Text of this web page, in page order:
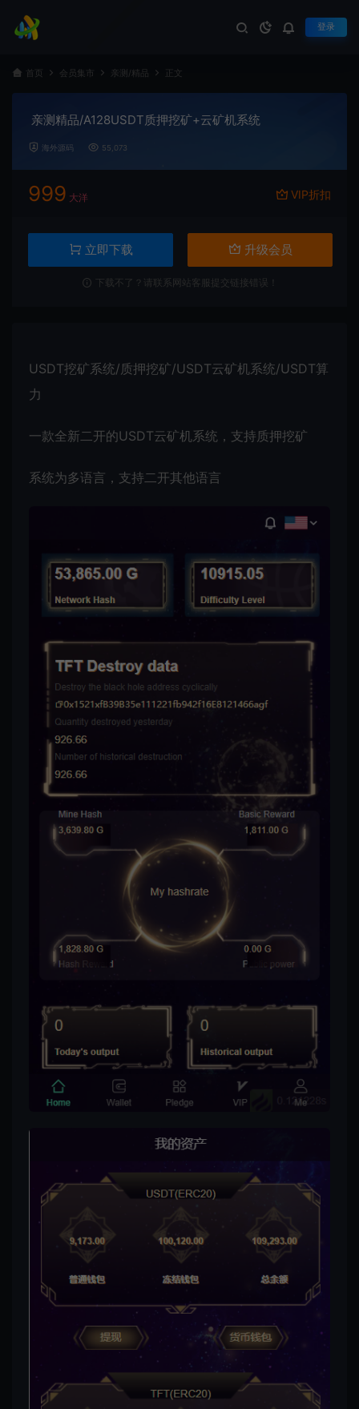
登录
首页 会员集市 亲测/精品 正文
亲测精品/A128USDT质押挖矿+云矿机系统
海外源码 55,073
999 大洋 VIP折扣
立即下载 升级会员
下载不了？请联系网站客服提交链接错误！
USDT挖矿系统/质押挖矿/USDT云矿机系统/USDT算
力
一款全新二开的USDT云矿机系统，支持质押挖矿
系统为多语言，支持二开其他语言